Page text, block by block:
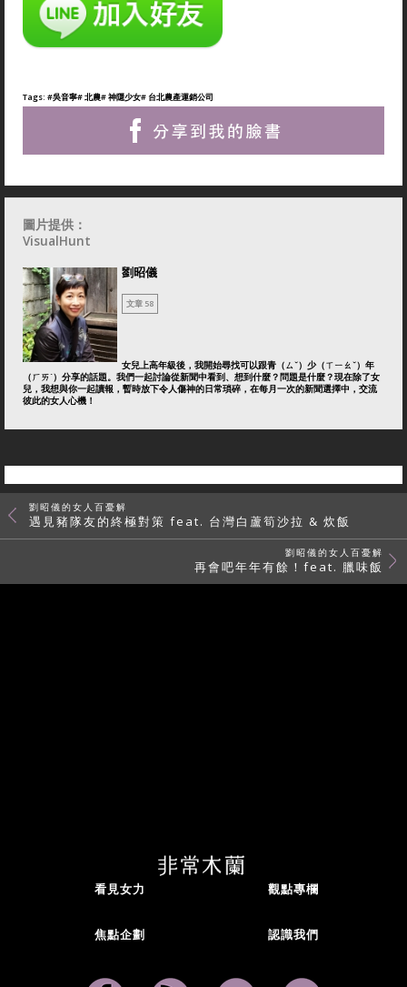
Tags: #吳音寧# 北農# 神隱少女# 台北農產運銷公司
圖片提供：
VisualHunt
劉昭儀
文章 58
女兒上高年級後，我開始尋找可以跟青（ㄙˇ）少（ㄒㄧㄠˇ）年
（ㄏㄞˊ）分享的話題。我們一起討論從新聞中看到、想到什麼？問題是什麼？現在除了女
兒，我想與你一起讀報，暫時放下令人傷神的日常瑣碎，在每月一次的新聞選擇中，交流
彼此的女人心機！
劉昭儀的女人百憂解
遇見豬隊友的終極對策 feat. 台灣白蘆筍沙拉 & 炊飯
劉昭儀的女人百憂解
再會吧年年有餘！feat. 臘味飯
看見女力 觀點專欄
焦點企劃 認識我們